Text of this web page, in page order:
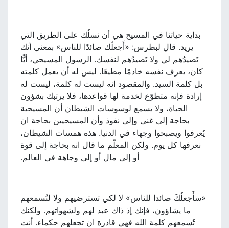
بداية حياتنا في المسيح هي أن نسلُك على الطريق التي
يريد. قال لبطرس: «أَجعلُك صائدًا للناس» بمعنى أنك
تَصيدُهم لي ولا تَصيدُهم لنفسك. الرسول المسيحي، أيًّا
كان، يعرف نفسه خادمًا مطيعًا. ليس له أن يعمل كلمته
بل كلمة السيد. والمقصود انه ليست له كلمة، ليست له
إرادة فإنه متطوّع لخدمة لها قواعدها، فلا يرتبك بشؤون
الحياة، ولا يسمع لوسوسات الشيطان أن المسيحية
بحاجة إلى غنى وإلى نفوذ وأن المسيحيين بحاجة ان
يُعرفوا ويصبحوا وجهاء في الدنيا. هذه همسات الشيطان،
نعرفها كل يوم. ولكن المعلّم ما قال انه بحاجة إلى قوة
أو إلى مال أو إلى وجاهة في العالم.
«سأَجعلُكَ صائدا للناس» لا لكي تسترضيهم ولا لتُسمعهم
ما يشاؤون، فإنك إذ ذاك عبد لهم ولشهواتهم. ولكنك
تُسمعهم كلمة الله فهي قادرة ان تجعلهم حكماء. أنت